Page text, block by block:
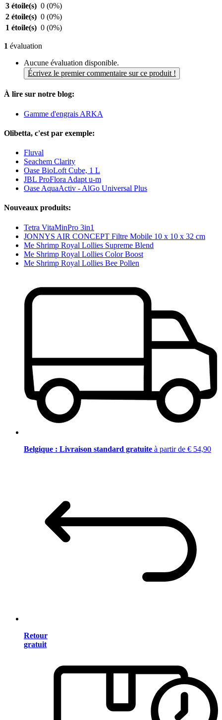
3 étoile(s) 0 (0%)
2 étoile(s) 0 (0%)
1 étoile(s) 0 (0%)
1 évaluation
Aucune évaluation disponible.
Écrivez le premier commentaire sur ce produit !
À lire sur notre blog:
Gamme d'engrais ARKA
Olibetta, c'est par exemple:
Fluval
Seachem Clarity
Oase BioLoft Cube, 1 L
JBL ProFlora Adapt u-m
Oase AquaActiv - AlGo Universal Plus
Nouveaux produits:
Tetra VitaMinPro 3in1
JONNYS AIR CONCEPT Filtre Mobile 10 x 10 x 32 cm
Me Shrimp Royal Lollies Supreme Blend
Me Shrimp Royal Lollies Color Boost
Me Shrimp Royal Lollies Bee Pollen
Belgique : Livraison standard gratuite à partir de € 54,90
Retour
gratuit